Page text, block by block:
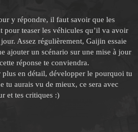
y répondre, il faut savoir que les
pour teaser les véhicules qu’il va avoir
Assez régulièrement, Gaijin essaie
ajouter un scénario sur une mise à jour
réponse te conviendra.
en détail, développer le pourquoi tu
tu aurais vu de mieux, ce sera avec
et tes critiques :)